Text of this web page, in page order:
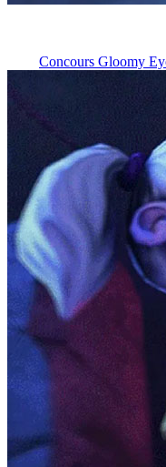
Concours Gloomy